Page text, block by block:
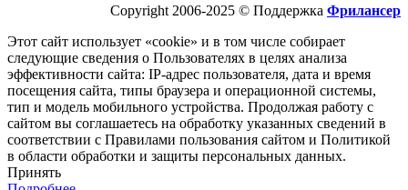
Copyright 2006-2025 © Поддержка Фрилансер
Этот cайт использует «cookie» и в том числе собирает
следующие сведения о Пользователях в целях анализа
эффективности cайта: IP-адрес пользователя, дата и время
посещения cайта, типы браузера и операционной системы,
тип и модель мобильного устройства. Продолжая работу с
cайтом вы соглашаетесь на обработку указанных сведений в
соответствии с Правилами пользования cайтом и Политикой
в области обработки и защиты персональных данных.
Принять